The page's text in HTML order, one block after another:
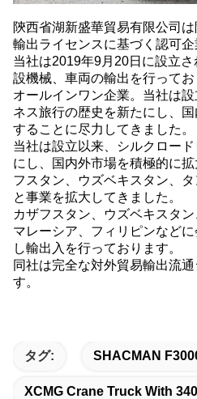
陝西省湖新盛華貿易有限公司
輸出ライセンスに基づく認可企
当社は2019年9月20日に設立
設機械、車両の輸出を行ってお
オールインワン企業。当社は
ネス旅行の歴史を新たにし、
することに尽力してきました。
当社は設立以来、シルクロー
にし、国内外市場を積極的に
フスタン、ウズベキスタン、
と事業を拡大してきました。
カザフスタン、ウズベキスタ
マレーシア、フィリピンなど
し輸出入を行っております。
同社は完全な対外貿易輸出流
す。
タグ: SHACMAN
XCMG Crane Truck With